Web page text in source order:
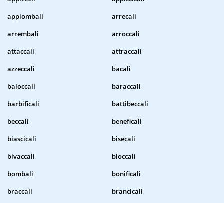
appiombali
arrecali
arrembali
arroccali
attaccali
attraccali
azzeccali
bacali
baloccali
baraccali
barbificali
battibeccali
beccali
beneficali
biascicali
bisecali
bivaccali
bloccali
bombali
bonificali
braccali
brancicali